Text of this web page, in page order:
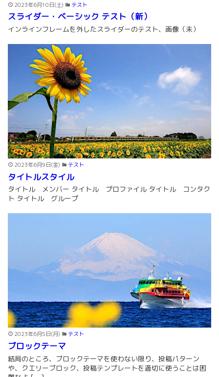
2023年6月10日(土) テスト
スライダー・ベーシック テスト（新）
インラインフレームを外したスライダーのテスト、画像（未）
2023年6月9日(金) テスト
タイトルスタイル
タイトル メンバー タイトル プロファイル タイトル コンタク
ト タイトル グループ
2023年6月5日(月) テスト
ブロックテーマ
結局のところ、ブロックテーマを使わない限り、投稿パターン
や、クエリーブロック、投稿テンプレートを適切に使うことは困